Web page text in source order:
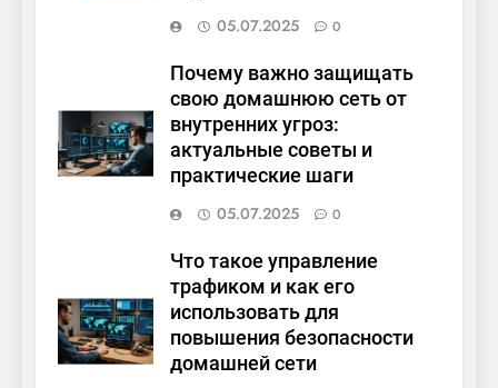
05.07.2025
0
Почему важно защищать
свою домашнюю сеть от
внутренних угроз:
актуальные советы и
практические шаги
05.07.2025
0
Что такое управление
трафиком и как его
использовать для
повышения безопасности
домашней сети